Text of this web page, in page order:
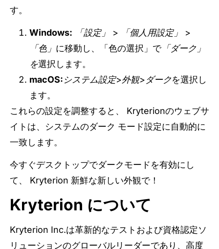
す。
Windows: 「設定」 > 「個人用設定」
>
「色」 に移動し、「色の選択」で「ダーク」
を選択します。
macOS: システム設定>外観>ダークを選択し
ます。
これらの設定を調整すると、 Kryterionのウェブサ
イトは、システムのダーク モード設定に自動的に
一致します。
今すぐデスクトップでダークモードを有効にし
て、 Kryterion 新鮮な新しい外観で！
Kryterion について
Kryterion Inc.は革新的なテストおよび資格認定ソ
リューションのグローバルリーダーであり、高度